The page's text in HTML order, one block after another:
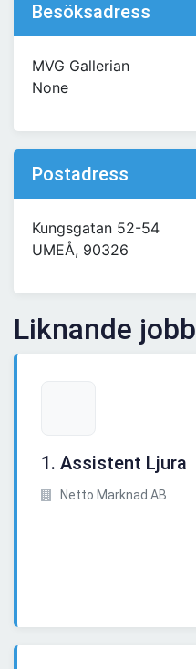
Besöksadress
MVG Gallerian
None
Postadress
Kungsgatan 52-54
UMEÅ, 90326
Liknande jobb
1. Assistent Ljura
Netto Marknad AB